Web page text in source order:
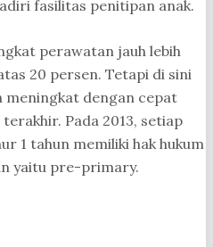
fasilitas penitipan anak.
perawatan jauh lebih
20 persen. Tetapi di sini
meningkat dengan cepat
Pada 2013, setiap
1 tahun memiliki hak hukum
yaitu pre-primary.